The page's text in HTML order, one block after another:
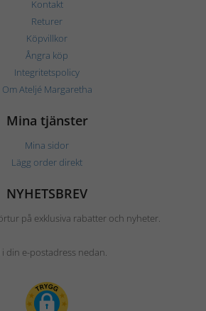
Kontakt
Returer
Köpvillkor
Ångra köp
Integritetspolicy
Om Ateljé Margaretha
Mina tjänster
Mina sidor
Lägg order direkt
NYHETSBREV
på exklusiva rabatter och nyheter.
i din e-postadress nedan.